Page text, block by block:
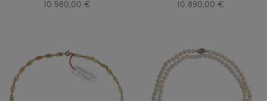
10.980,00 € 10.890,00 €